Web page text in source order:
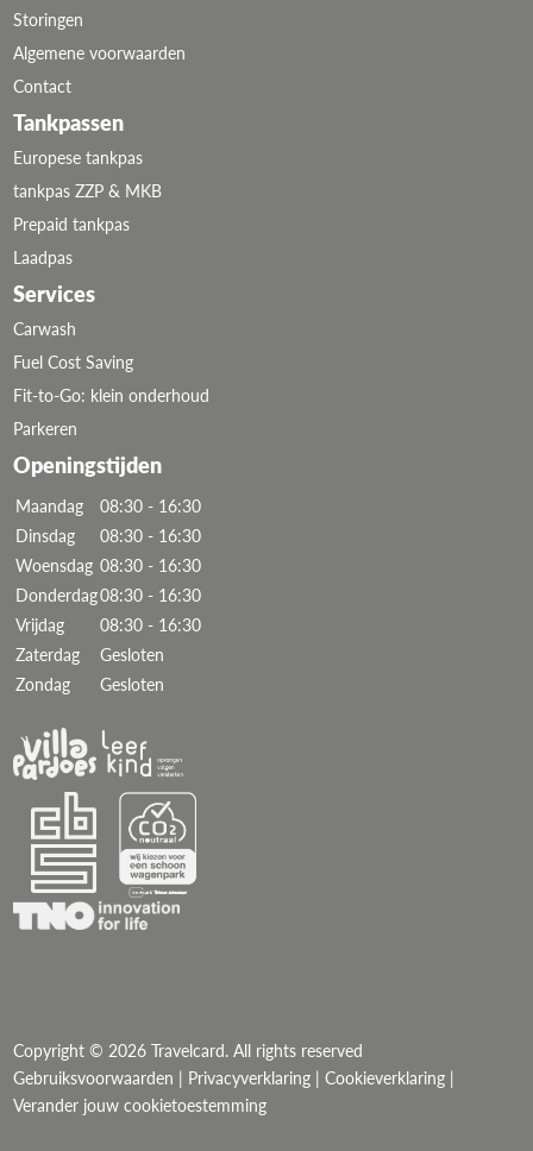
Storingen
Algemene voorwaarden
Contact
Tankpassen
Europese tankpas
tankpas ZZP & MKB
Prepaid tankpas
Laadpas
Services
Carwash
Fuel Cost Saving
Fit-to-Go: klein onderhoud
Parkeren
Openingstijden
Maandag
08:30 - 16:30
Dinsdag
08:30 - 16:30
Woensdag 08:30 - 16:30
Donderdag08:30 - 16:30
Vrijdag
08:30 - 16:30
Zaterdag
Gesloten
Zondag
Gesloten
Copyright © 2026 Travelcard. All rights reserved
Gebruiksvoorwaarden | Privacyverklaring |Cookieverklaring |
Verander jouw cookietoestemming